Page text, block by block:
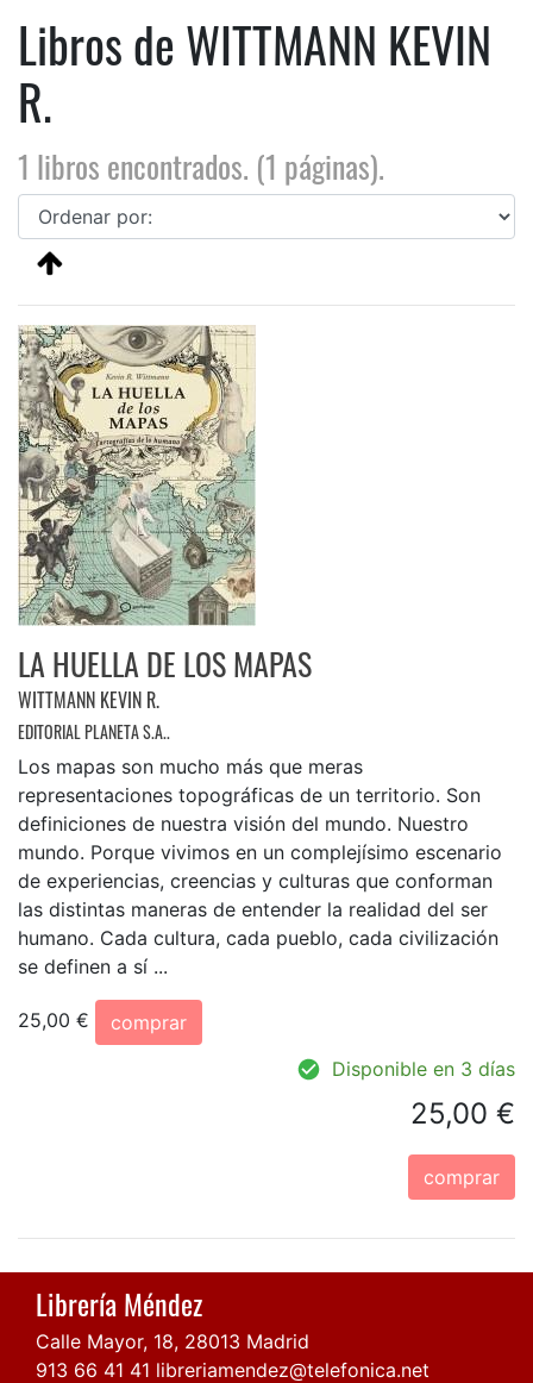
Libros de WITTMANN KEVIN
R.
1 libros encontrados. (1 páginas).
LA HUELLA DE LOS MAPAS
WITTMANN KEVIN R.
EDITORIAL PLANETA S.A..
Los mapas son mucho más que meras
representaciones topográficas de un territorio. Son
definiciones de nuestra visión del mundo. Nuestro
mundo. Porque vivimos en un complejísimo escenario
de experiencias, creencias y culturas que conforman
las distintas maneras de entender la realidad del ser
humano. Cada cultura, cada pueblo, cada civilización
se definen a sí ...
25,00 €
comprar
Disponible en 3 días
25,00 €
comprar
Librería Méndez
Calle Mayor, 18, 28013 Madrid
913 66 41 41 libreriamendez@telefonica.net